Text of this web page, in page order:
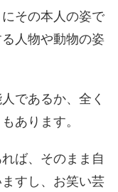
その本人の姿で
人物や動物の姿
であるか、全く
あります。
ば、そのまま自
すし、お笑い芸